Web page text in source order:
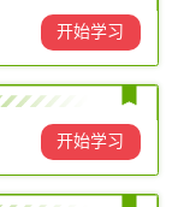
开始学习
开始学习